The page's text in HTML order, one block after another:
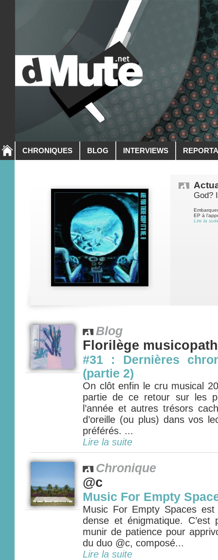
CHRONIQUES BLOG INTERVIEWS
God?
EP à
Lire la
Blog
Florilège
#31 : Dernières
(partie 2)
On clôt enfin le cru musical
partie de ce retour sur les
l’année et autres trésors
d’oreille (ou plus) dans vos
préférés. ...
Lire la suite
Chronique
@c
Music For Empty
Music For Empty Spaces
dense et énigmatique. C’est
munir de patience pour
du duo @c, composé...
Lire la suite